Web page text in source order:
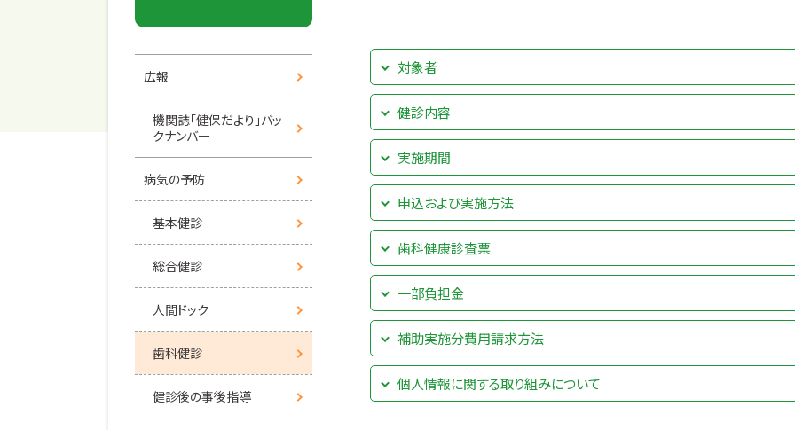
対象者
健診内容
実施期間
申込および実施方法
歯科健康診査票
一部負担金
補助実施分費用請求方法
個人情報に関する取り組みについて
広報
機関誌「健保だより」バッ
クナンバー
病気の予防
基本健診
総合健診
人間ドック
歯科健診
健診後の事後指導